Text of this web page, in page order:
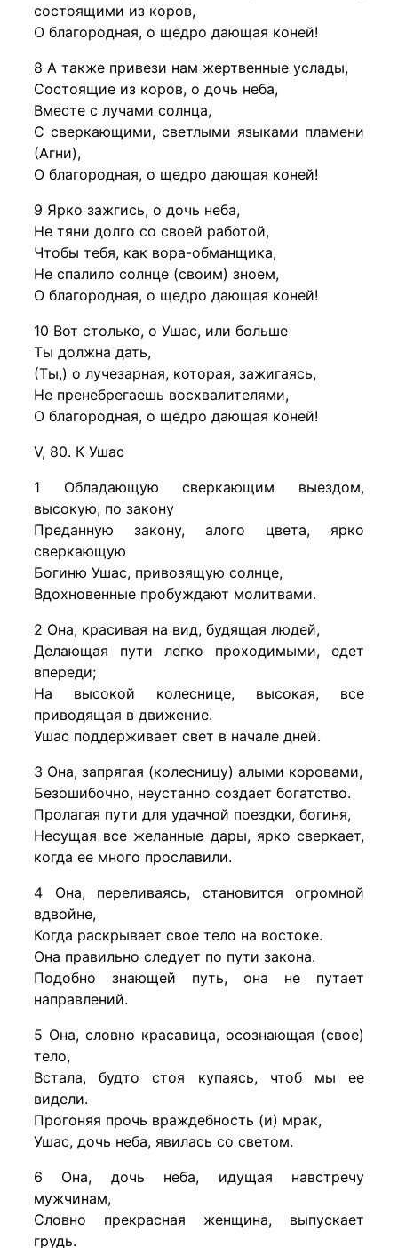
состоящими из коров,
О благородная, о щедро дающая коней!
8 А также привези нам жертвенные услады,
Состоящие из коров, о дочь неба,
Вместе с лучами солнца,
С сверкающими, светлыми языками пламени
(Агни),
О благородная, о щедро дающая коней!
9 Ярко зажгись, о дочь неба,
Не тяни долго со своей работой,
Чтобы тебя, как вора-обманщика,
Не спалило солнце (своим) зноем,
О благородная, о щедро дающая коней!
10 Вот столько, о Ушас, или больше
Ты должна дать,
(Ты,) о лучезарная, которая, зажигаясь,
Не пренебрегаешь восхвалителями,
О благородная, о щедро дающая коней!
V, 80. К Ушас
1 Обладающую сверкающим выездом,
высокую, по закону
Преданную закону, алого цвета, ярко
сверкающую
Богиню Ушас, привозящую солнце,
Вдохновенные пробуждают молитвами.
2 Она, красивая на вид, будящая людей,
Делающая пути легко проходимыми, едет
впереди;
На высокой колеснице, высокая, все
приводящая в движение.
Ушас поддерживает свет в начале дней.
3 Она, запрягая (колесницу) алыми коровами,
Безошибочно, неустанно создает богатство.
Пролагая пути для удачной поездки, богиня,
Несущая все желанные дары, ярко сверкает,
когда ее много прославили.
4 Она, переливаясь, становится огромной
вдвойне,
Когда раскрывает свое тело на востоке.
Она правильно следует по пути закона.
Подобно знающей путь, она не путает
направлений.
5 Она, словно красавица, осознающая (свое)
тело,
Встала, будто стоя купаясь, чтоб мы ее
видели.
Прогоняя прочь враждебность (и) мрак,
Ушас, дочь неба, явилась со светом.
6 Она, дочь неба, идущая навстречу
мужчинам,
Словно прекрасная женщина, выпускает
грудь.